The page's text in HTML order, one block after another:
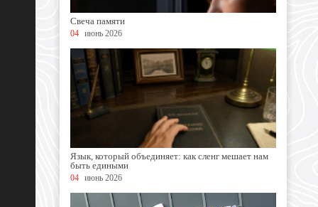
Свеча памяти
04 июнь 2026
Язык, который объединяет: как сленг мешает нам
быть едиными
04 июнь 2026